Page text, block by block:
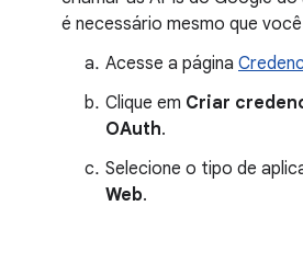
é necessário mesmo que
Acesse a página
Clique em Criar
OAuth.
Selecione o tipo de
Web.